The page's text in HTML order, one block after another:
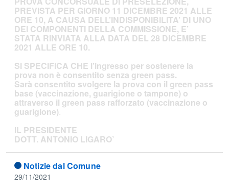
PREVISTA PER GIORNO 11 DICEMBRE 2021 ALLE
ORE 10, A CAUSA DELL’INDISPONIBILITA’ DI UNO
DEI COMPONENTI DELLA COMMISSIONE, E’
STATA RINVIATA ALLA DATA DEL 28 DICEMBRE
2021 ALLE ORE 10.
SI SPECIFICA CHE l’ingresso per sostenere la
prova non è consentito senza green pass.
Sarà consentito svolgere la prova con il green pass
base (vaccinazione, guarigione o tampone) o
attraverso il green pass rafforzato (vaccinazione o
guarigione).
IL PRESIDENTE
DOTT. ANTONIO LIGARO’
Notizie dal Comune
29/11/2021